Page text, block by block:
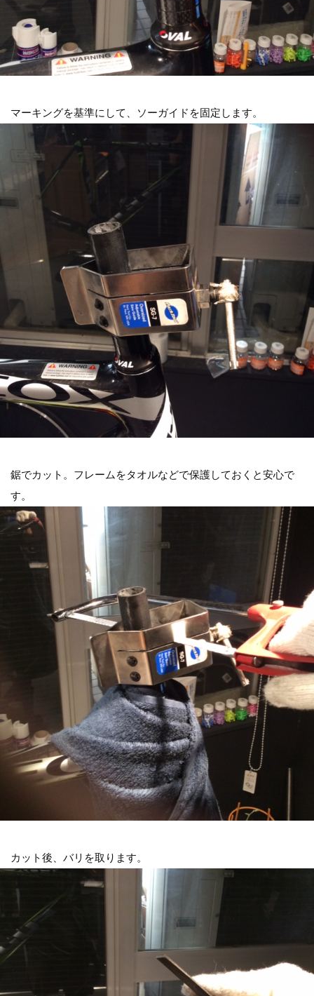
マーキングを基準にして、ソーガイドを固定します。
鋸でカット。フレームをタオルなどで保護しておくと安心で
す。
カット後、バリを取ります。